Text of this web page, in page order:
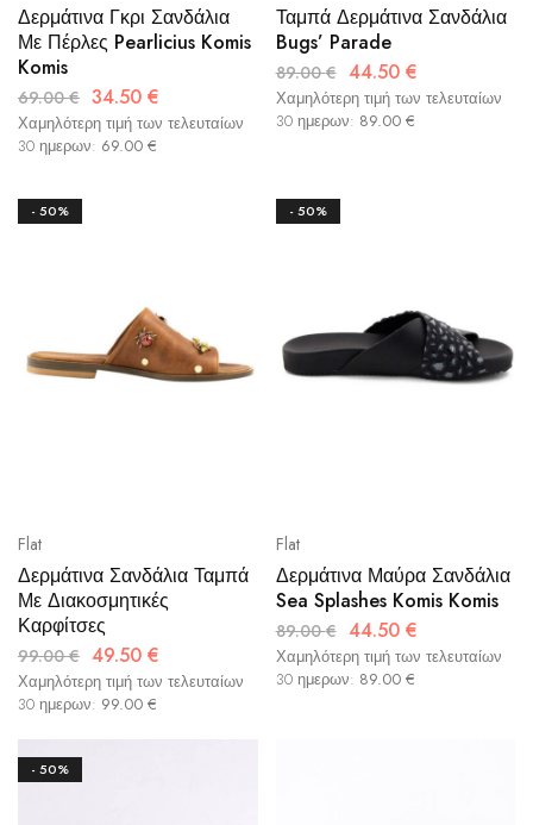
Δερμάτινα Γκρι Σανδάλια
Με Πέρλες Pearlicius Komis
Komis
69.00€ 34.50 €
Χαμηλότερη τιμή των τελευταίων
30 ημερων: 69.00 €
Ταμπά Δερμάτινα Σανδάλια
Bugs’ Parade
89.00€ 44.50 €
Χαμηλότερη τιμή των τελευταίων
30 ημερων: 89.00 €
- 50%
Flat
Δερμάτινα Σανδάλια Ταμπά
Με Διακοσμητικές
Καρφίτσες
99.00€ 49.50 €
Χαμηλότερη τιμή των τελευταίων
30 ημερων: 99.00 €
- 50%
Flat
Δερμάτινα Μαύρα Σανδάλια
Sea Splashes Komis Komis
89.00€ 44.50 €
Χαμηλότερη τιμή των τελευταίων
30 ημερων: 89.00 €
- 50%